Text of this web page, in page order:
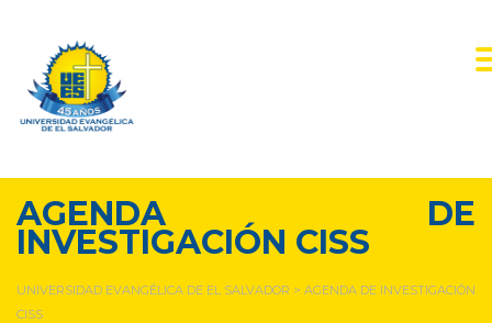
AGENDA DE
INVESTIGACIÓN CISS
UNIVERSIDAD EVANGÉLICA DE EL SALVADOR > AGENDA DE INVESTIGACIÓN
CISS